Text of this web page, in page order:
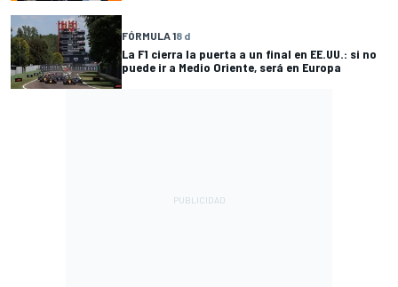
FÓRMULA 18 d
La F1 cierra la puerta a un final en EE.UU.: si no
puede ir a Medio Oriente, será en Europa